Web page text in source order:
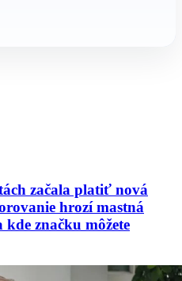
začala platiť nová
hrozí mastná
značku môžete